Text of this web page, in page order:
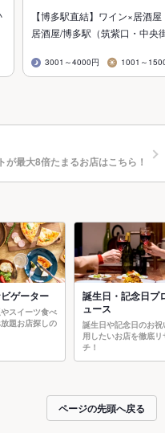
【博多駅直結】ワイン×居酒屋
居酒屋/博多駅（筑紫口・中央
3001～4000円 1001～
最大8倍たまるお店はこちら！
ゲーター
スイーツ食べ
題お店探しの
誕生日・記念日プ
ュース
誕生日や記念日のお祝
用したいお店を徹底リ
チ！
ページの先頭へ戻る